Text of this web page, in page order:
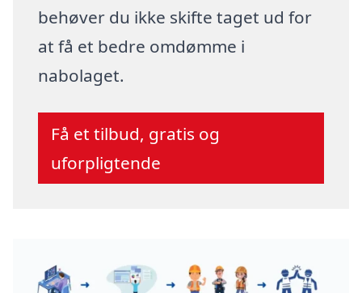
behøver du ikke skifte taget ud for
at få et bedre omdømme i
nabolaget.
Få et tilbud, gratis og
uforpligtende